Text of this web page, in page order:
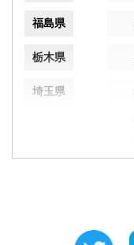
福島県
栃木県
埼玉県
新潟県